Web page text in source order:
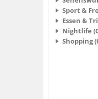
Sport &
Essen &
Nightlife
Shopping